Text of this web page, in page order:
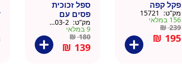
פקל קפה
מק”ט:
156 במלאי
₪239
₪ 195
ספל זכוכית
פסים עם
תחתית וידית עץ
– מארז 2 יח
מק”ט:
9 במלאי
₪180
₪ 139